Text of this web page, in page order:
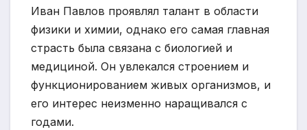
Иван Павлов проявлял талант в области
физики и химии, однако его самая главная
страсть была связана с биологией и
медициной. Он увлекался строением и
функционированием живых организмов, и
его интерес неизменно наращивался с
годами.